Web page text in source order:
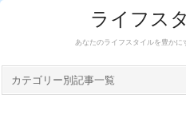
ライフス
あなたのライフスタイルを豊かに
カテゴリー別記事一覧